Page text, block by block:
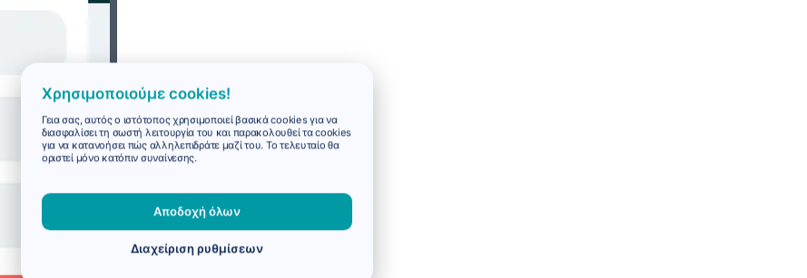
Χρησιμοποιούμε cookies!
Γεια σας, αυτός ο ιστότοπος χρησιμοποιεί βασικά cookies για να
διασφαλίσει τη σωστή λειτουργία του και παρακολουθεί τα cookies
για να κατανοήσει πώς αλληλεπιδράτε μαζί του. Το τελευταίο θα
οριστεί μόνο κατόπιν συναίνεσης.
Αποδοχή όλων
Διαχείριση ρυθμίσεων